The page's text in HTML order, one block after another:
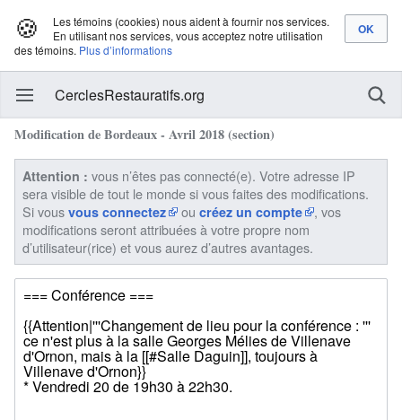
🍪
Les témoins (cookies) nous aident à fournir nos services.
En utilisant nos services, vous acceptez notre utilisation
des témoins. Plus d’informations
CerclesRestauratifs.org
Modification de Bordeaux - Avril 2018 (section)
Attention : vous n’êtes pas connecté(e). Votre adresse IP
sera visible de tout le monde si vous faites des modifications.
Si vous vous connectez ou créez un compte
, vos
modifications seront attribuées à votre propre nom
d’utilisateur(rice) et vous aurez d’autres avantages.